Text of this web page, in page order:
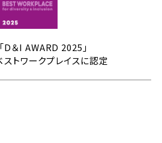
D＆I AWARD 2025」
トワークプレイスに認定